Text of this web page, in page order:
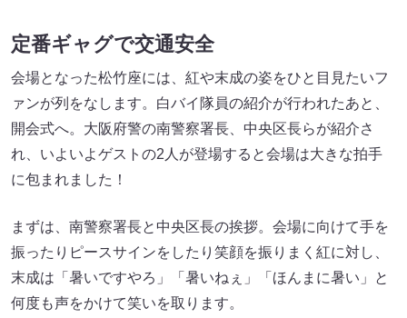
定番ギャグで交通安全
会場となった松竹座には、紅や末成の姿をひと目見たいフ
ァンが列をなします。白バイ隊員の紹介が行われたあと、
開会式へ。大阪府警の南警察署長、中央区長らが紹介さ
れ、いよいよゲストの2人が登場すると会場は大きな拍手
に包まれました！
まずは、南警察署長と中央区長の挨拶。会場に向けて手を
振ったりピースサインをしたり笑顔を振りまく紅に対し、
末成は「暑いですやろ」「暑いねぇ」「ほんまに暑い」と
何度も声をかけて笑いを取ります。